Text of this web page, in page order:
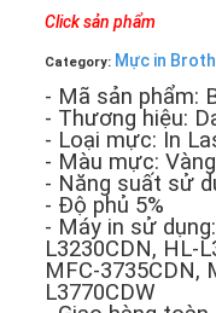
Click sản phẩm
Category: Mực in
- Mã sản phẩm:
- Thương hiệu:
- Loại mực: In
- Màu mực: Vàng
- Năng suất sử
- Độ phủ 5%
- Máy in sử
L3230CDN, HL-
MFC-3735CDN,
L3770CDW